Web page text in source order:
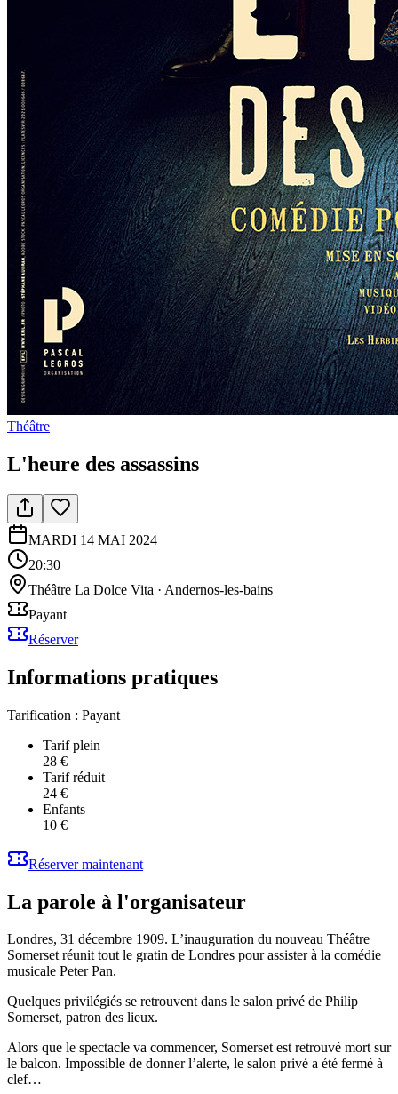
Théâtre
L'heure des assassins
MARDI 14 MAI 2024
20:30
Théâtre La Dolce Vita · Andernos-les-bains
Payant
Réserver
Informations pratiques
Tarification : Payant
Tarif plein
28 €
Tarif réduit
24 €
Enfants
10 €
Réserver maintenant
La parole à l'organisateur
Londres, 31 décembre 1909. L’inauguration du nouveau Théâtre
Somerset réunit tout le gratin de Londres pour assister à la comédie
musicale Peter Pan.
Quelques privilégiés se retrouvent dans le salon privé de Philip
Somerset, patron des lieux.
Alors que le spectacle va commencer, Somerset est retrouvé mort sur
le balcon. Impossible de donner l’alerte, le salon privé a été fermé à
clef…